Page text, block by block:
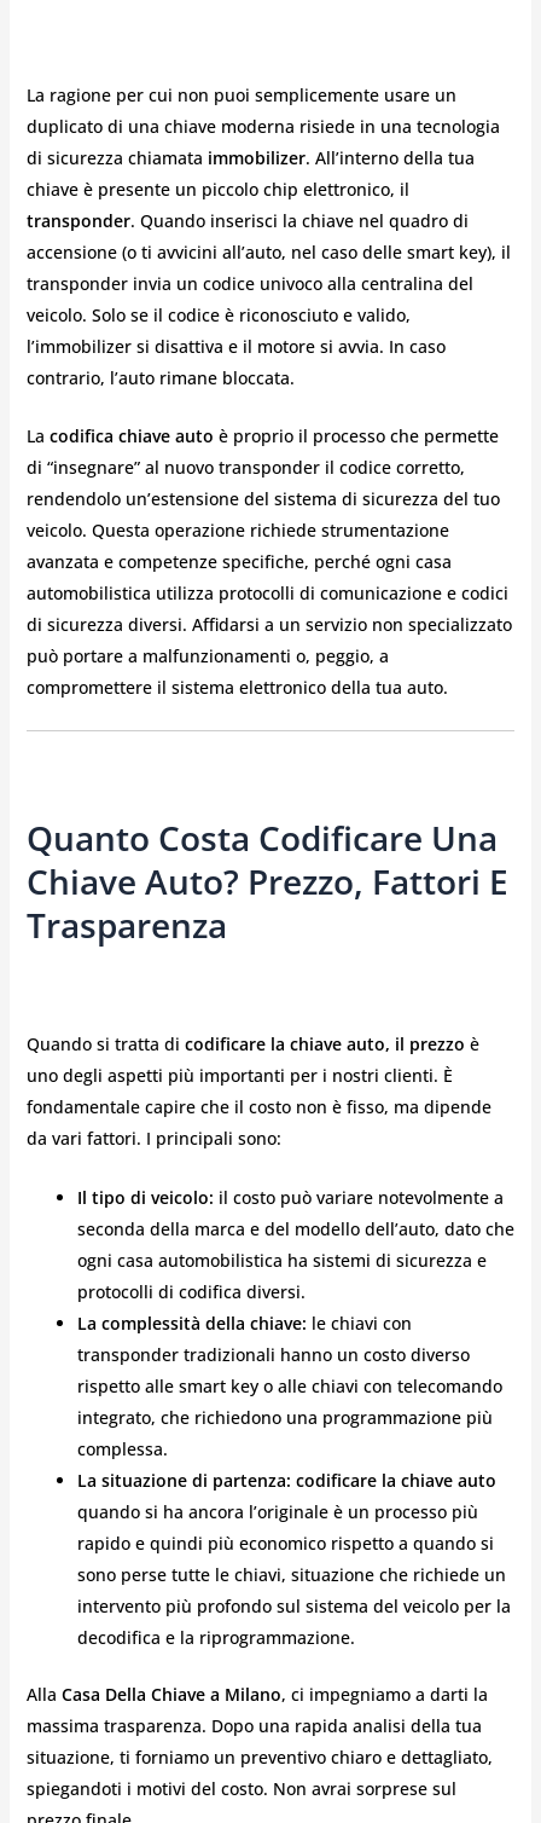
La ragione per cui non puoi semplicemente usare un
duplicato di una chiave moderna risiede in una tecnologia
di sicurezza chiamata immobilizer. All’interno della tua
chiave è presente un piccolo chip elettronico, il
transponder. Quando inserisci la chiave nel quadro di
accensione (o ti avvicini all’auto, nel caso delle smart key), il
transponder invia un codice univoco alla centralina del
veicolo. Solo se il codice è riconosciuto e valido,
l’immobilizer si disattiva e il motore si avvia. In caso
contrario, l’auto rimane bloccata.
La codifica chiave auto è proprio il processo che permette
di “insegnare” al nuovo transponder il codice corretto,
rendendolo un’estensione del sistema di sicurezza del tuo
veicolo. Questa operazione richiede strumentazione
avanzata e competenze specifiche, perché ogni casa
automobilistica utilizza protocolli di comunicazione e codici
di sicurezza diversi. Affidarsi a un servizio non specializzato
può portare a malfunzionamenti o, peggio, a
compromettere il sistema elettronico della tua auto.
Quanto Costa Codificare Una
Chiave Auto? Prezzo, Fattori E
Trasparenza
Quando si tratta di codificare la chiave auto, il prezzo è
uno degli aspetti più importanti per i nostri clienti. È
fondamentale capire che il costo non è fisso, ma dipende
da vari fattori. I principali sono:
Il tipo di veicolo: il costo può variare notevolmente a
seconda della marca e del modello dell’auto, dato che
ogni casa automobilistica ha sistemi di sicurezza e
protocolli di codifica diversi.
La complessità della chiave: le chiavi con
transponder tradizionali hanno un costo diverso
rispetto alle smart key o alle chiavi con telecomando
integrato, che richiedono una programmazione più
complessa.
La situazione di partenza: codificare la chiave auto
quando si ha ancora l’originale è un processo più
rapido e quindi più economico rispetto a quando si
sono perse tutte le chiavi, situazione che richiede un
intervento più profondo sul sistema del veicolo per la
decodifica e la riprogrammazione.
Alla Casa Della Chiave a Milano, ci impegniamo a darti la
massima trasparenza. Dopo una rapida analisi della tua
situazione, ti forniamo un preventivo chiaro e dettagliato,
spiegandoti i motivi del costo. Non avrai sorprese sul